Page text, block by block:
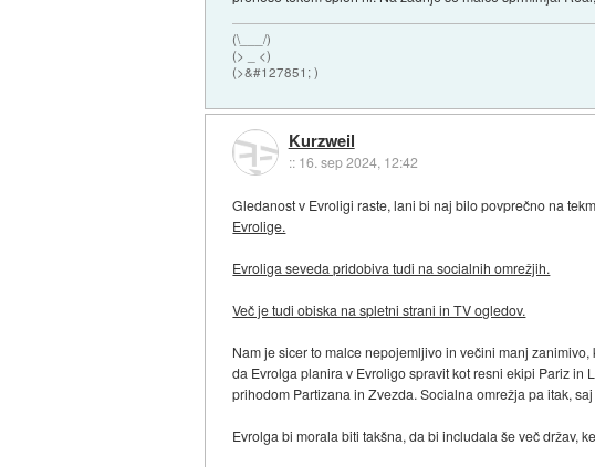
(\___/)
(> _ <)
(>&#127851; )
Kurzweil
:: 16. sep 2024, 12:42
Gledanost v Evroligi raste, lani bi naj bilo povprečno na
Evrolige.
Evroliga seveda pridobiva tudi na socialnih omrežjih.
Več je tudi obiska na spletni strani in TV ogledov.
Nam je sicer to malce nepojemljivo in večini manj
da Evrolga planira v Evroligo spravit kot resni ekipi Pariz
prihodom Partizana in Zvezda. Socialna omrežja pa itak,
Evrolga bi morala biti takšna, da bi includala še več držav,